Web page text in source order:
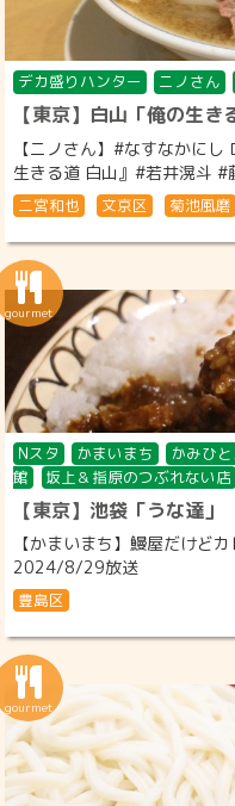
デカ盛りハンター ニノさん
【東京】白山「俺の生き
【ニノさん】#なすなかに
生きる道 白山』#若井滉斗
二宮和也 文京区 菊池風磨
Nスタ かまいまち かみひと
館
坂上＆指原のつぶれない店
【東京】池袋「うな達」
【かまいまち】鰻屋だけど
2024/8/29放送
豊島区